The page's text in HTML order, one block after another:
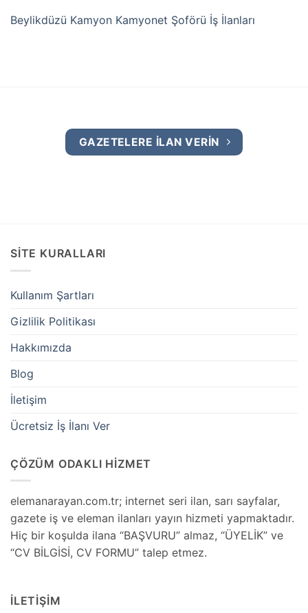
Beylikdüzü Kamyon Kamyonet Şoförü İş İlanları
GAZETELERE İLAN VERİN
SİTE KURALLARI
Kullanım Şartları
Gizlilik Politikası
Hakkımızda
Blog
İletişim
Ücretsiz İş İlanı Ver
ÇÖZÜM ODAKLI HİZMET
elemanarayan.com.tr; internet seri ilan, sarı sayfalar,
gazete iş ve eleman ilanları yayın hizmeti yapmaktadır.
Hiç bir koşulda ilana “BAŞVURU” almaz, “ÜYELİK” ve
“CV BİLGİSİ, CV FORMU” talep etmez.
İLETİŞİM